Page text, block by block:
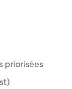
priorisées